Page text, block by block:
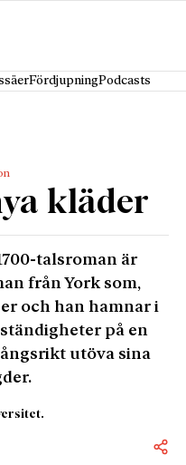
FördjupningPodcasts
kläder
talsroman är
från York som,
och han hamnar i
på en
utöva sina